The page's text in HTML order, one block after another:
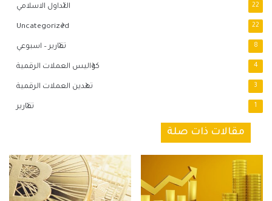
التداول الاسلامي 22
Uncategorized 22
تقارير – اسبوعي 8
كواليس العملات الرقمية 4
تعدين العملات الرقمية 3
تقارير 1
مقالات ذات صلة